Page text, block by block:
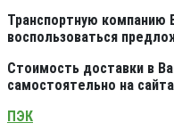
Транспортную
воспользоваться
Стоимость доставки в
самостоятельно на
ПЭК